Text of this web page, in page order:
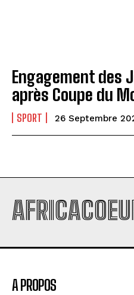
Engagement des
après Coupe du
SPORT 26 Septembre
A PROPOS